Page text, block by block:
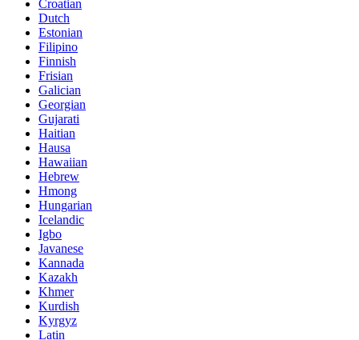
Croatian
Dutch
Estonian
Filipino
Finnish
Frisian
Galician
Georgian
Gujarati
Haitian
Hausa
Hawaiian
Hebrew
Hmong
Hungarian
Icelandic
Igbo
Javanese
Kannada
Kazakh
Khmer
Kurdish
Kyrgyz
Latin